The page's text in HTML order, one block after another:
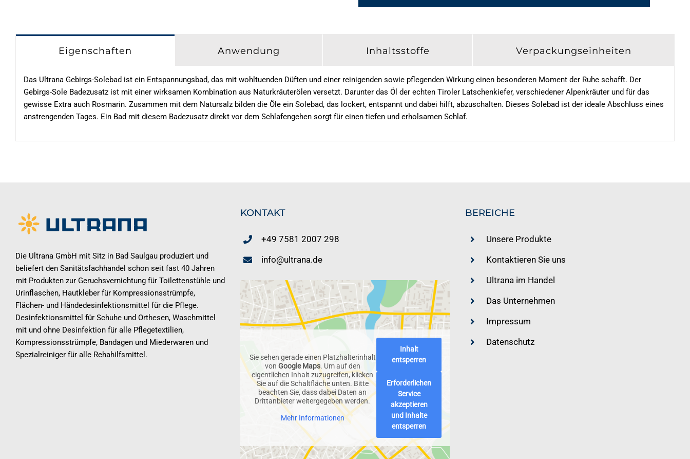
Eigenschaften Anwendung Inhaltsstoffe Verpackungseinheiten
Das Ultrana Gebirgs-Solebad ist ein Entspannungsbad, das mit wohltuenden Düften und einer reinigenden sowie pflegenden Wirkung einen besonderen Moment der Ruhe schafft. Der
Gebirgs-Sole Badezusatz ist mit einer wirksamen Kombination aus Naturkräuterölen versetzt. Darunter das Öl der echten Tiroler Latschenkiefer, verschiedener Alpenkräuter und für das
gewisse Extra auch Rosmarin. Zusammen mit dem Natursalz bilden die Öle ein Solebad, das lockert, entspannt und dabei hilft, abzuschalten. Dieses Solebad ist der ideale Abschluss eines
anstrengenden Tages. Ein Bad mit diesem Badezusatz direkt vor dem Schlafengehen sorgt für einen tiefen und erholsamen Schlaf.
Die Ultrana GmbH mit Sitz in Bad Saulgau produziert und
beliefert den Sanitätsfachhandel schon seit fast 40 Jahren
mit Produkten zur Geruchsvernichtung für Toilettenstühle und
Urinflaschen, Hautkleber für Kompressionsstrümpfe,
Flächen- und Händedesinfektionsmittel für die Pflege.
Desinfektionsmittel für Schuhe und Orthesen, Waschmittel
mit und ohne Desinfektion für alle Pflegetextilien,
Kompressionsstrümpfe, Bandagen und Miederwaren und
Spezialreiniger für alle Rehahilfsmittel.
KONTAKT
+49 7581 2007 298
info@ultrana.de
Sie sehen gerade einen Platzhalterinhalt
von Google Maps. Um auf den
eigentlichen Inhalt zuzugreifen, klicken
Sie auf die Schaltfläche unten. Bitte
beachten Sie, dass dabei Daten an
Drittanbieter weitergegeben werden.
Mehr Informationen
Inhalt
entsperren
Erforderlichen
Service
akzeptieren
und Inhalte
entsperren
BEREICHE
Unsere Produkte
Kontaktieren Sie uns
Ultrana im Handel
Das Unternehmen
Impressum
Datenschutz